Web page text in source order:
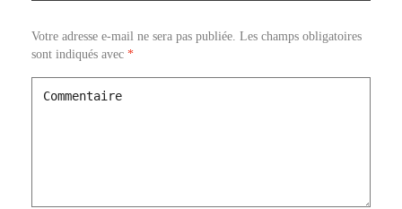
Votre adresse e-mail ne sera pas publiée. Les champs obligatoires
sont indiqués avec *